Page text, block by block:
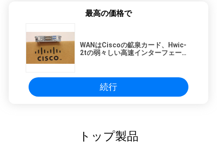
最高の価格で
WANはCiscoの鉱泉カード、Hwic-
2tの弱々しい高速インターフェー
続行
トップ製品